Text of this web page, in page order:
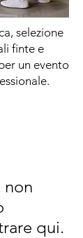
selezione
finte e
un evento
non
qui.